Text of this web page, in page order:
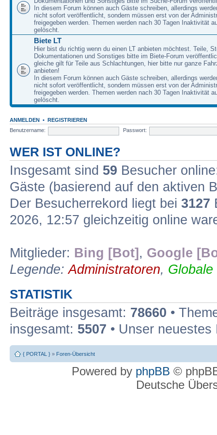
In diesem Forum können auch Gäste schreiben, allerdings
nicht sofort veröffentlicht, sondern müssen erst von der
freigegeben werden. Themen werden nach 30 Tagen Inaktivität
gelöscht.
Biete LT
Hier bist du richtig wenn du einen LT anbieten möchtest. Teile,
Dokumentationen und Sonstiges bitte im Biete-Forum
gleiche gilt für Teile aus Schlachtungen, hier bitte nur ganze
anbieten!
In diesem Forum können auch Gäste schreiben, allerdings
nicht sofort veröffentlicht, sondern müssen erst von der
freigegeben werden. Themen werden nach 30 Tagen Inaktivität
gelöscht.
ANMELDEN • REGISTRIEREN
Benutzername:
Passwort:
WER IST ONLINE?
Insgesamt sind 59 Besucher
Gäste (basierend auf den aktiven
Der Besucherrekord liegt bei 3127
2026, 12:57 gleichzeitig online
Mitglieder: Bing [Bot] , Google
Legende:Administratoren,
STATISTIK
Beiträge insgesamt: 78660 •
insgesamt: 5507 • Unser
{ PORTAL } » Foren-Übersicht
Powered by phpBB ©
Deutsche